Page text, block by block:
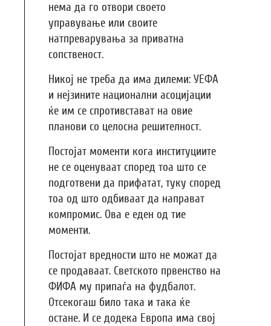
нема да го отвори своето
управување или своите
натпреварувања за приватна
сопственост.
Никој не треба да има дилеми: УЕФА
и нејзините национални асоцијации
ќе им се спротивстават на овие
планови со целосна решителност.
Постојат моменти кога институциите
не се оценуваат според тоа што се
подготвени да прифатат, туку според
тоа од што одбиваат да направат
компромис. Ова е еден од тие
моменти.
Постојат вредности што не можат да
се продаваат. Светското првенство на
ФИФА му припаѓа на фудбалот.
Отсекогаш било така и така ќе
остане. И се додека Европа има свој